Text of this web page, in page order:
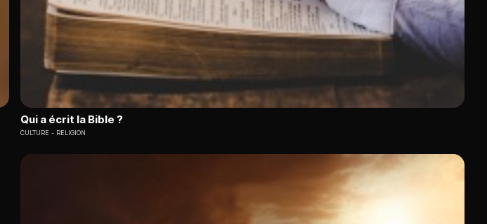
Qui a écrit la Bible ?
CULTURE RELIGION